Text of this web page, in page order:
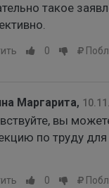
такое
0
Маргарита,
вы
по труду
0